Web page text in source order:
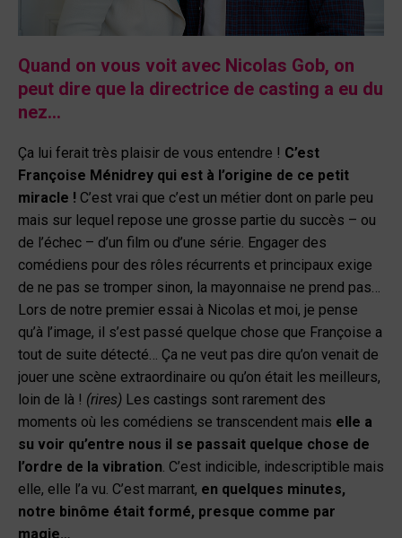
Quand on vous voit avec Nicolas Gob, on
peut dire que la directrice de casting a eu du
nez…
Ça lui ferait très plaisir de vous entendre ! C’est
Françoise Ménidrey qui est à l’origine de ce petit
miracle ! C’est vrai que c’est un métier dont on parle peu
mais sur lequel repose une grosse partie du succès – ou
de l’échec – d’un film ou d’une série. Engager des
comédiens pour des rôles récurrents et principaux exige
de ne pas se tromper sinon, la mayonnaise ne prend pas…
Lors de notre premier essai à Nicolas et moi, je pense
qu’à l’image, il s’est passé quelque chose que Françoise a
tout de suite détecté… Ça ne veut pas dire qu’on venait de
jouer une scène extraordinaire ou qu’on était les meilleurs,
loin de là ! (rires) Les castings sont rarement des
moments où les comédiens se transcendent mais elle a
su voir qu’entre nous il se passait quelque chose de
l’ordre de la vibration. C’est indicible, indescriptible mais
elle, elle l’a vu. C’est marrant, en quelques minutes,
notre binôme était formé, presque comme par
magie…